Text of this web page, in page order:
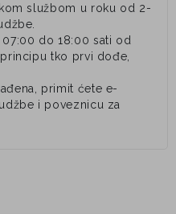
službom u roku od 2-
do 18:00 sati od
tko prvi dođe,
primit ćete e-
i poveznicu za